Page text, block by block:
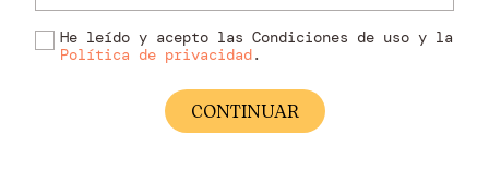
He leído y acepto las Condiciones de uso y la
Política de privacidad.